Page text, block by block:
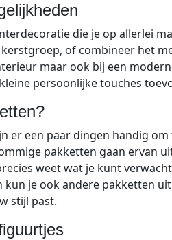
die je op allerlei
of combineer het
maar ook bij een
persoonlijke touches
er een paar dingen handig
pakketten gaan ervan
weet wat je kunt
je ook andere pakketten
stijl past.